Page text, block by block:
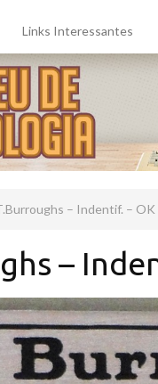
Links Interessantes
– Indentif. – OK
–